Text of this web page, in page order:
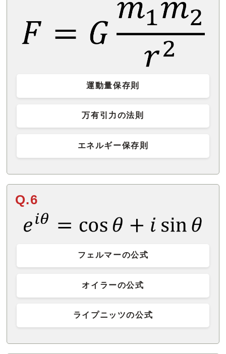
運動量保存則
万有引力の法則
エネルギー保存則
Q.6
フェルマーの公式
オイラーの公式
ライプニッツの公式